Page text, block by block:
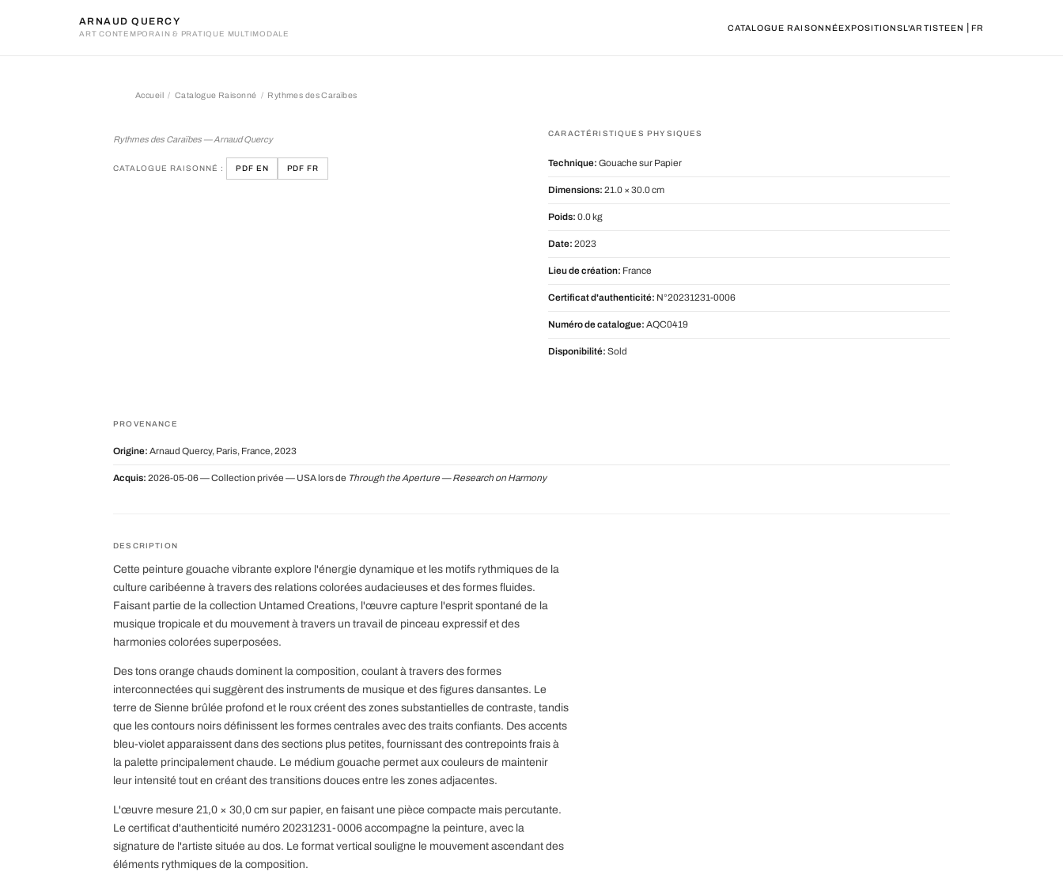
ARNAUD QUERCY
ART CONTEMPORAIN & PRATIQUE MULTIMODALE
CATALOGUE RAISONNÉEXPOSITIONSL'ARTISTEEN FR
Accueil Catalogue Raisonné Rythmes des Caraïbes
Rythmes des Caraïbes — Arnaud Quercy
CATALOGUE RAISONNÉ : PDF EN PDF FR
CARACTÉRISTIQUES PHYSIQUES
Technique: Gouache sur Papier
Dimensions: 21.0 × 30.0 cm
Poids: 0.0 kg
Date: 2023
Lieu de création: France
Certificat d'authenticité: N°20231231-0006
Numéro de catalogue: AQC0419
Disponibilité: Sold
PROVENANCE
Origine: Arnaud Quercy, Paris, France, 2023
Acquis: 2026-05-06 — Collection privée — USA lors de Through the Aperture — Research on Harmony
DESCRIPTION
Cette peinture gouache vibrante explore l'énergie dynamique et les motifs rythmiques de la
culture caribéenne à travers des relations colorées audacieuses et des formes fluides.
Faisant partie de la collection Untamed Creations, l'œuvre capture l'esprit spontané de la
musique tropicale et du mouvement à travers un travail de pinceau expressif et des
harmonies colorées superposées.
Des tons orange chauds dominent la composition, coulant à travers des formes
interconnectées qui suggèrent des instruments de musique et des figures dansantes. Le
terre de Sienne brûlée profond et le roux créent des zones substantielles de contraste, tandis
que les contours noirs définissent les formes centrales avec des traits confiants. Des accents
bleu-violet apparaissent dans des sections plus petites, fournissant des contrepoints frais à
la palette principalement chaude. Le médium gouache permet aux couleurs de maintenir
leur intensité tout en créant des transitions douces entre les zones adjacentes.
L'œuvre mesure 21,0 × 30,0 cm sur papier, en faisant une pièce compacte mais percutante.
Le certificat d'authenticité numéro 20231231-0006 accompagne la peinture, avec la
signature de l'artiste située au dos. Le format vertical souligne le mouvement ascendant des
éléments rythmiques de la composition.